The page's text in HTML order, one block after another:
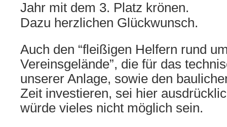
Jahr mit dem 3. Platz krönen.
Dazu herzlichen Glückwunsch.
Auch den “fleißigen Helfern rund
Vereinsgelände”, die für das
unserer Anlage, sowie den
Zeit investieren, sei hier
würde vieles nicht möglich sein.